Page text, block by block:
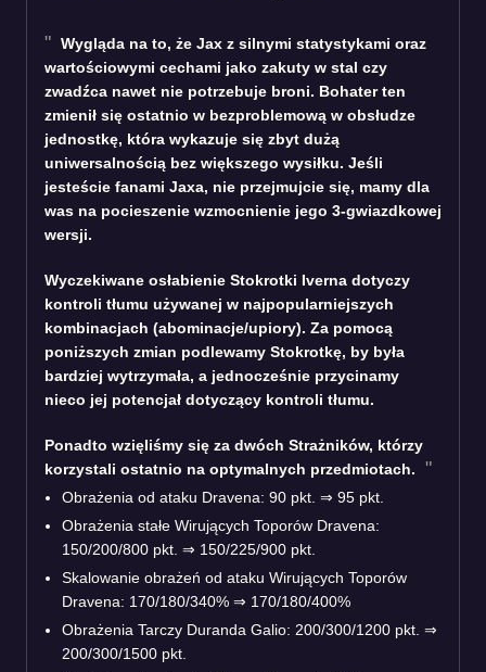
Wygląda na to, że Jax z silnymi statystykami oraz
wartościowymi cechami jako zakuty w stal czy
zwadźca nawet nie potrzebuje broni. Bohater ten
zmienił się ostatnio w bezproblemową w obsłudze
jednostkę, która wykazuje się zbyt dużą
uniwersalnością bez większego wysiłku. Jeśli
jesteście fanami Jaxa, nie przejmujcie się, mamy dla
was na pocieszenie wzmocnienie jego 3-gwiazdkowej
wersji.
Wyczekiwane osłabienie Stokrotki Iverna dotyczy
kontroli tłumu używanej w najpopularniejszych
kombinacjach (abominacje/upiory). Za pomocą
poniższych zmian podlewamy Stokrotkę, by była
bardziej wytrzymała, a jednocześnie przycinamy
nieco jej potencjał dotyczący kontroli tłumu.
Ponadto wzięliśmy się za dwóch Strażników, którzy
korzystali ostatnio na optymalnych przedmiotach.
Obrażenia od ataku Dravena: 90 pkt. ⇒ 95 pkt.
Obrażenia stałe Wirujących Toporów Dravena:
150/200/800 pkt. ⇒ 150/225/900 pkt.
Skalowanie obrażeń od ataku Wirujących Toporów
Dravena: 170/180/340% ⇒ 170/180/400%
Obrażenia Tarczy Duranda Galio: 200/300/1200 pkt. ⇒
200/300/1500 pkt.